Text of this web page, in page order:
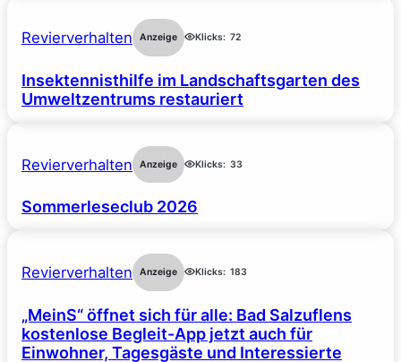
Revierverhalten Anzeige Klicks: 72
Insektennisthilfe im Landschaftsgarten des
Umweltzentrums restauriert
Revierverhalten Anzeige Klicks: 33
Sommerleseclub 2026
Revierverhalten Anzeige Klicks: 183
„MeinS“ öffnet sich für alle: Bad Salzuflens
kostenlose Begleit-App jetzt auch für
Einwohner, Tagesgäste und Interessierte